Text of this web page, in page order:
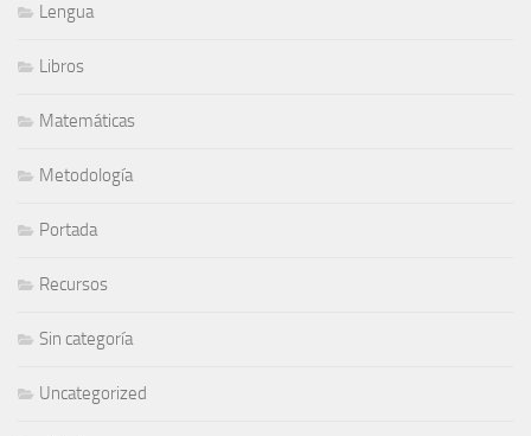
Lengua
Libros
Matemáticas
Metodología
Portada
Recursos
Sin categoría
Uncategorized